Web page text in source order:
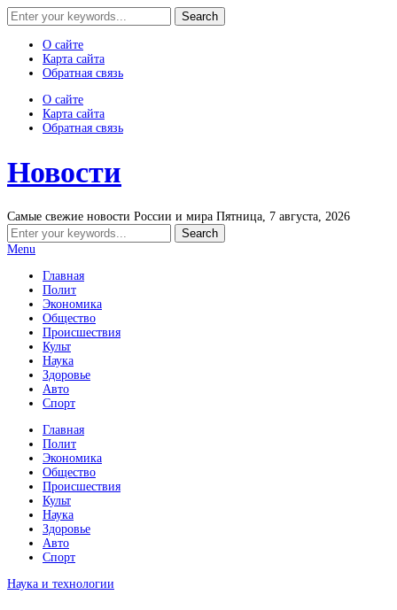
О сайте
Карта сайта
Обратная связь
О сайте
Карта сайта
Обратная связь
Новости
Самые свежие новости России и мира Пятница, 7 августа, 2026
Menu
Главная
Полит
Экономика
Общество
Происшествия
Культ
Наука
Здоровье
Авто
Спорт
Главная
Полит
Экономика
Общество
Происшествия
Культ
Наука
Здоровье
Авто
Спорт
Наука и технологии